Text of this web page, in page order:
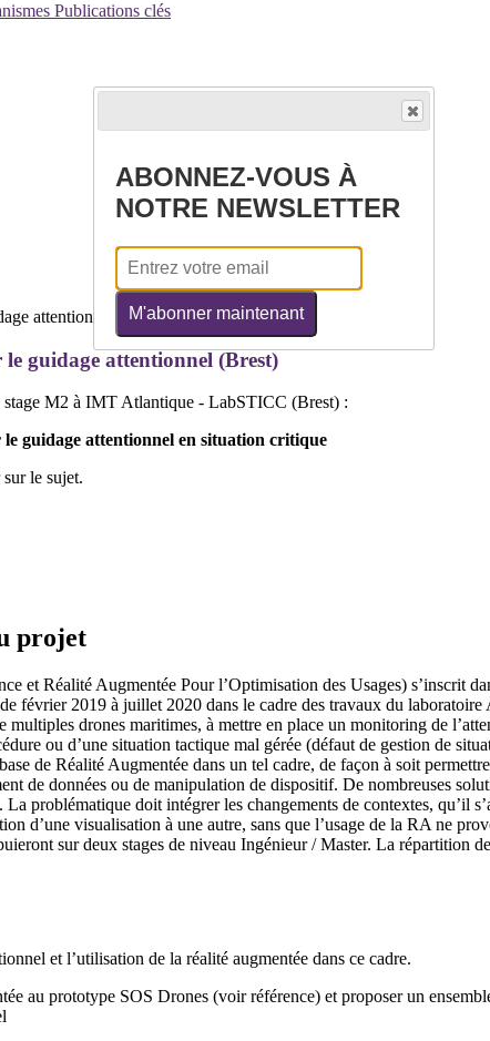
Publications clés
guidage attentionnel (Brest)
M2 à IMT Atlantique - LabSTICC (Brest) :
guidage attentionnel en situation critique
le sujet.
projet
et Réalité Augmentée Pour l’Optimisation des Usages) s’inscrit
février 2019 à juillet 2020 dans le cadre des travaux du
multiples drones maritimes, à mettre en place un monitoring de
ou d’une situation tactique mal gérée (défaut de gestion de
de Réalité Augmentée dans un tel cadre, de façon à soit
de données ou de manipulation de dispositif. De nombreuses
problématique doit intégrer les changements de contextes, qu’il
d’une visualisation à une autre, sans que l’usage de la RA ne
sur deux stages de niveau Ingénieur / Master. La répartition
et l’utilisation de la réalité augmentée dans ce cadre.
au prototype SOS Drones (voir référence) et proposer un
ABONNEZ-VOUS À
NOTRE NEWSLETTER
M'abonner maintenant